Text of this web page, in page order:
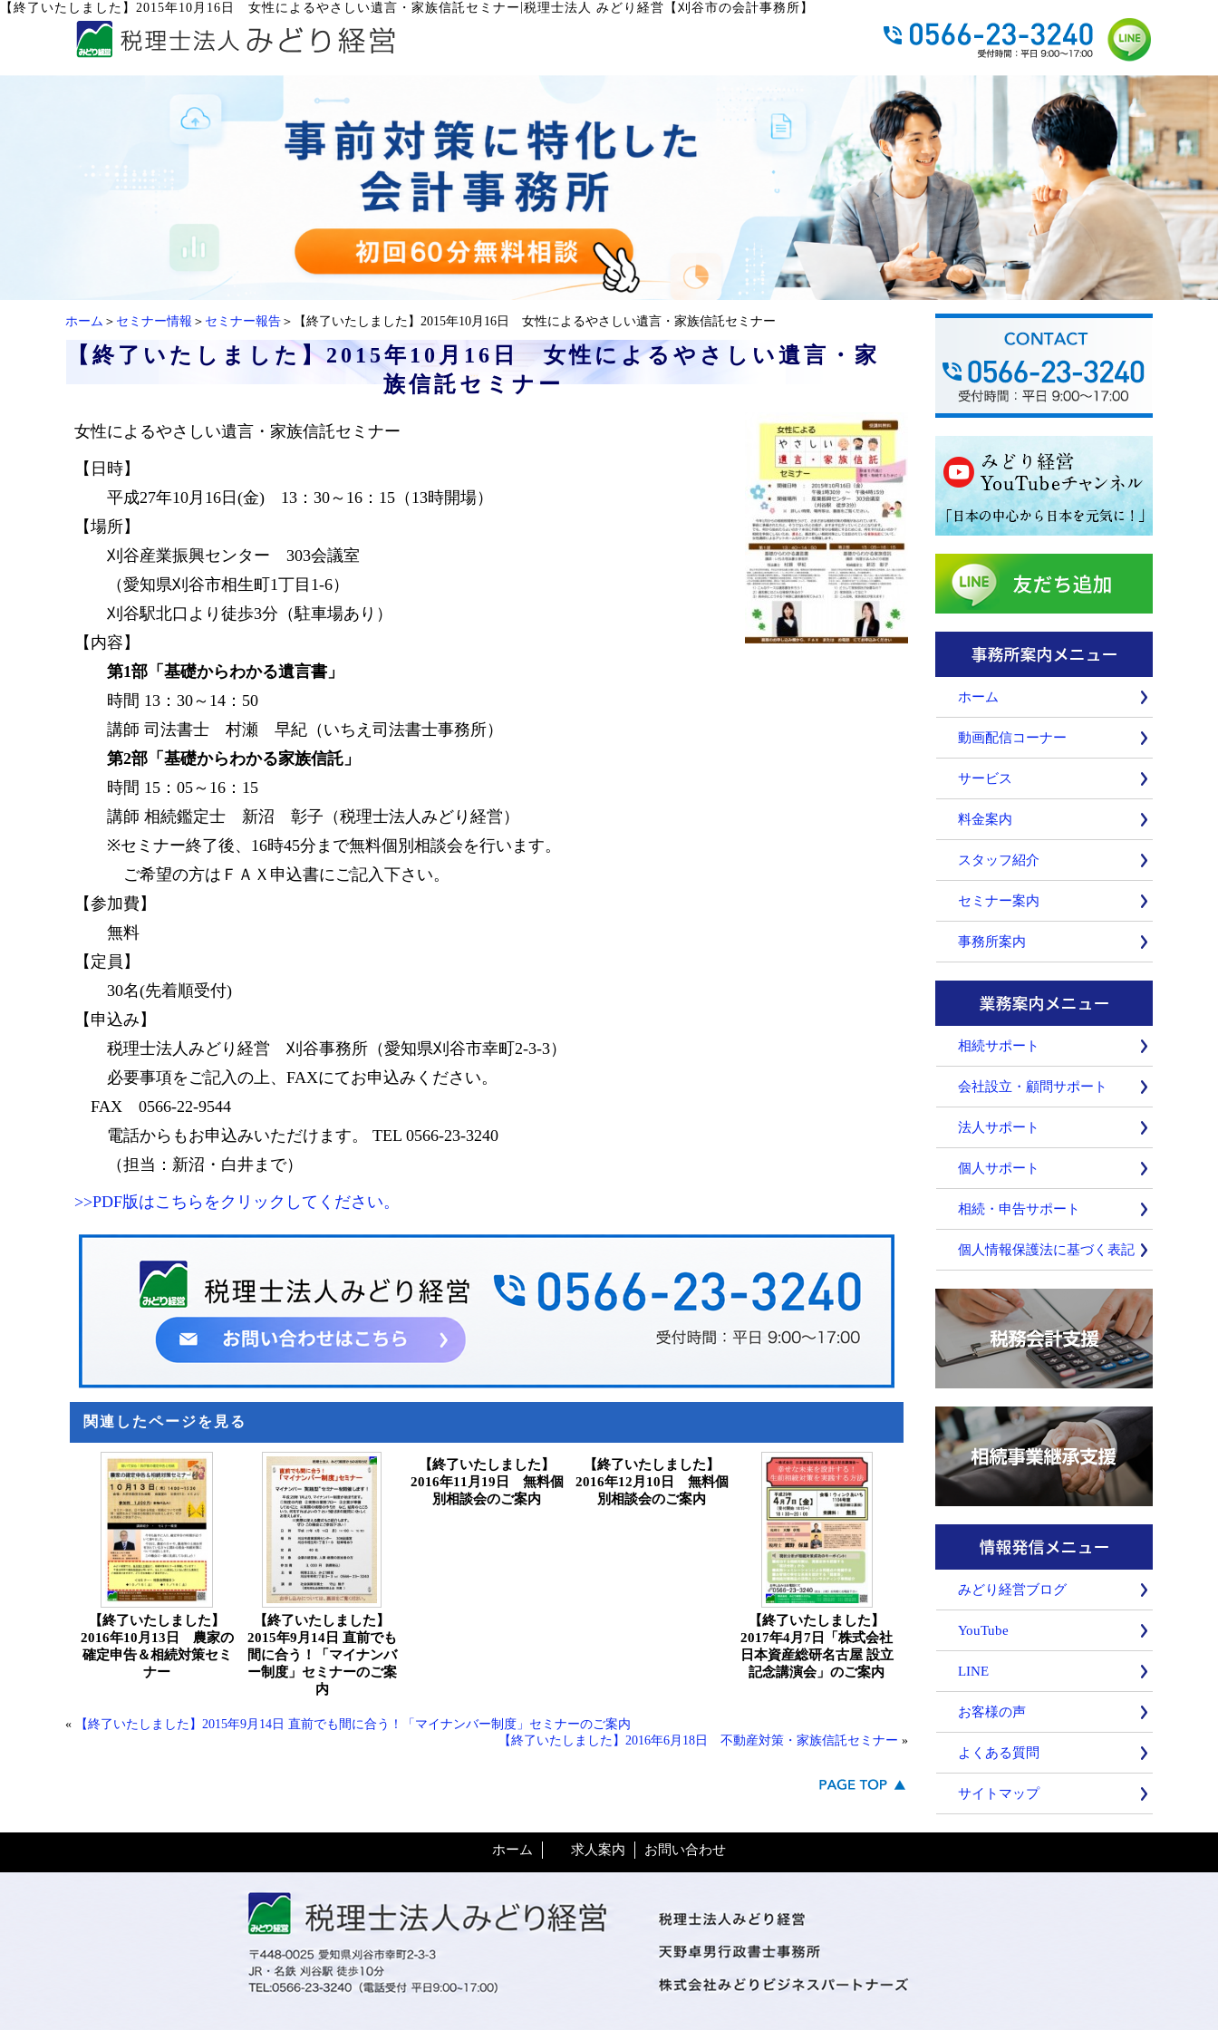
【終了いたしました】2015年10月16日 女性によるやさしい遺言・家族信託セミナー 税理士法人 みどり経営【刈谷市の会計事務所】
ホーム ＞ セミナー情報 ＞ セミナー報告 ＞【終了いたしました】2015年10月16日 女性によるやさしい遺言・家族信託セミナー
【終了いたしました】2015年10月16日 女性によるやさしい遺言・家
族信託セミナー
女性によるやさしい遺言・家族信託セミナー
【日時】
平成27年10月16日(金) 13：30～16：15（13時開場）
【場所】
刈谷産業振興センター 303会議室
（愛知県刈谷市相生町1丁目1-6）
刈谷駅北口より徒歩3分（駐車場あり）
【内容】
第1部「基礎からわかる遺言書」
時間 13：30～14：50
講師 司法書士 村瀬 早紀（いちえ司法書士事務所）
第2部「基礎からわかる家族信託」
時間 15：05～16：15
講師 相続鑑定士 新沼 彰子（税理士法人みどり経営）
※セミナー終了後、16時45分まで無料個別相談会を行います。
ご希望の方はＦＡＸ申込書にご記入下さい。
【参加費】
無料
【定員】
30名(先着順受付)
【申込み】
税理士法人みどり経営 刈谷事務所（愛知県刈谷市幸町2-3-3）
必要事項をご記入の上、FAXにてお申込みください。
FAX 0566-22-9544
電話からもお申込みいただけます。 TEL 0566-23-3240
（担当：新沼・白井まで）
>>PDF版はこちらをクリックしてください。
関連したページを見る
【終了いたしました】
2016年10月13日 農家の
確定申告＆相続対策セミ
ナー
【終了いたしました】
2015年9月14日 直前でも
間に合う！「マイナンバ
ー制度」セミナーのご案
内
【終了いたしました】
2016年11月19日 無料個
別相談会のご案内
【終了いたしました】
2016年12月10日 無料個
別相談会のご案内
【終了いたしました】
2017年4月7日「株式会社
日本資産総研名古屋 設立
記念講演会」のご案内
«
【終了いたしました】2015年9月14日 直前でも間に合う！「マイナンバー制度」セミナーのご案内
【終了いたしました】2016年6月18日 不動産対策・家族信託セミナー »
ホーム
動画配信コーナー
サービス
料金案内
スタッフ紹介
セミナー案内
事務所案内
相続サポート
会社設立・顧問サポート
法人サポート
個人サポート
相続・申告サポート
個人情報保護法に基づく表記
みどり経営ブログ
YouTube
LINE
お客様の声
よくある質問
サイトマップ
ホーム 求人案内 お問い合わせ